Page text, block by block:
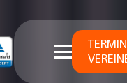
TERMIN